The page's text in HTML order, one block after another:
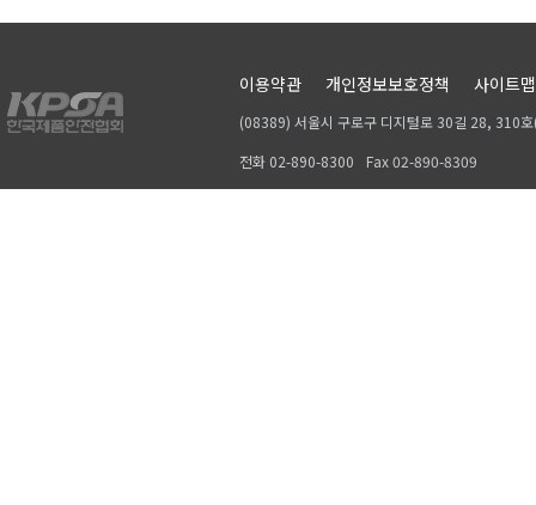
이용약관 개인정보보호정책 사이트맵
(08389) 서울시 구로구 디지털로 30길 28, 310
전화 02-890-8300
Fax 02-890-8309